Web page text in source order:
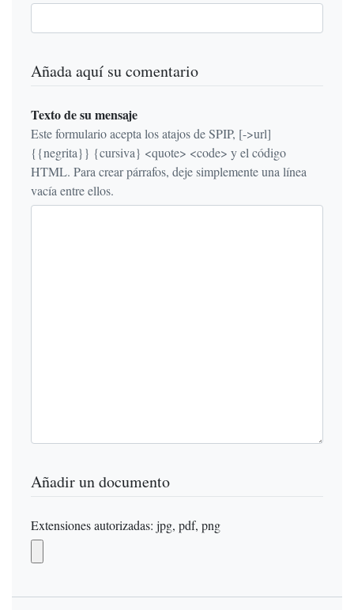
Añada aquí su comentario
Texto de su mensaje
Este formulario acepta los atajos de SPIP, [->url]
{{negrita}} {cursiva} <quote> <code> y el código
HTML. Para crear párrafos, deje simplemente una línea
vacía entre ellos.
Añadir un documento
Extensiones autorizadas: jpg, pdf, png